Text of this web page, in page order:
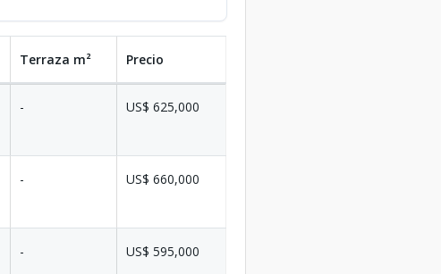
Terraza m² Precio
- US$ 625,000
- US$ 660,000
- US$ 595,000